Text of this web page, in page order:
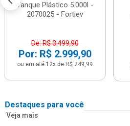
Tanque Plástico 5.000l -
2070025 - Fortlev
De: R$ 3.499,90
Por: R$ 2.999,90
ou em até 12x de R$ 249,99
Destaques para você
Veja mais